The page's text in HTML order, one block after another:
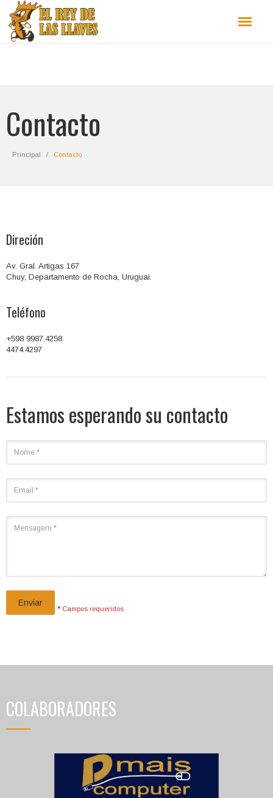
Contacto
Principal Contacto
Direción
Av. Gral. Artigas 167
Chuy, Departamento de Rocha, Uruguai.
Teléfono
+598 9987.4258
4474.4297
Estamos esperando su contacto
Enviar
* Campos requeridos
COLABORADORES